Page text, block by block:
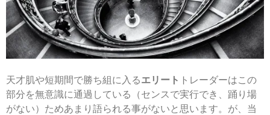
天才肌や短期間で勝ち組に入るエリート トレーダーはこの
部分を無意識に通過している（センスで実行でき、踊り場
がない）ためあまり語られる事がないと思います。が、当